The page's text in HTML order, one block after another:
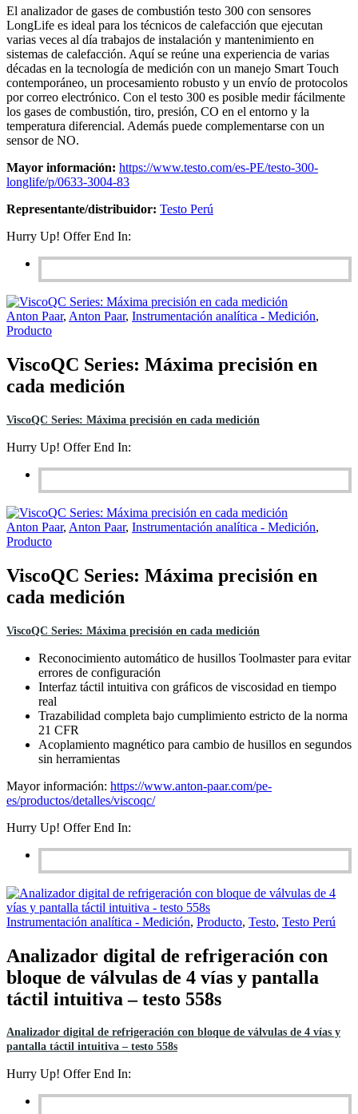
El analizador de gases de combustión testo 300 con sensores
LongLife es ideal para los técnicos de calefacción que ejecutan
varias veces al día trabajos de instalación y mantenimiento en
sistemas de calefacción. Aquí se reúne una experiencia de varias
décadas en la tecnología de medición con un manejo Smart Touch
contemporáneo, un procesamiento robusto y un envío de protocolos
por correo electrónico. Con el testo 300 es posible medir fácilmente
los gases de combustión, tiro, presión, CO en el entorno y la
temperatura diferencial. Además puede complementarse con un
sensor de NO.
Mayor información: https://www.testo.com/es-PE/testo-300-
longlife/p/0633-3004-83
Representante/distribuidor: Testo Perú
Hurry Up! Offer End In:
Anton Paar, Anton Paar, Instrumentación analítica - Medición,
Producto
ViscoQC Series: Máxima precisión en
cada medición
ViscoQC Series: Máxima precisión en cada medición
Hurry Up! Offer End In:
Anton Paar, Anton Paar, Instrumentación analítica - Medición,
Producto
ViscoQC Series: Máxima precisión en
cada medición
ViscoQC Series: Máxima precisión en cada medición
Reconocimiento automático de husillos Toolmaster para evitar
errores de configuración
Interfaz táctil intuitiva con gráficos de viscosidad en tiempo
real
Trazabilidad completa bajo cumplimiento estricto de la norma
21 CFR
Acoplamiento magnético para cambio de husillos en segundos
sin herramientas
Mayor información: https://www.anton-paar.com/pe-
es/productos/detalles/viscoqc/
Hurry Up! Offer End In:
Instrumentación analítica - Medición, Producto, Testo, Testo Perú
Analizador digital de refrigeración con
bloque de válvulas de 4 vías y pantalla
táctil intuitiva – testo 558s
Analizador digital de refrigeración con bloque de válvulas de 4 vías y
pantalla táctil intuitiva – testo 558s
Hurry Up! Offer End In: